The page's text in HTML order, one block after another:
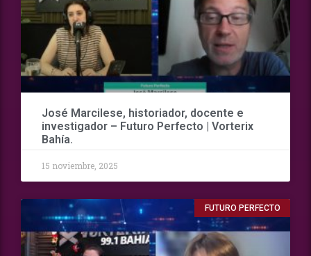
José Marcilese, historiador, docente e
investigador – Futuro Perfecto | Vorterix
Bahía.
15 noviembre, 2025
FUTURO PERFECTO